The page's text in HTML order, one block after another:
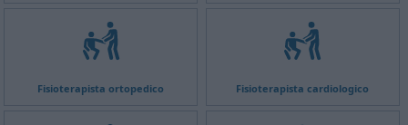
Fisioterapista ortopedico Fisioterapista cardiologico